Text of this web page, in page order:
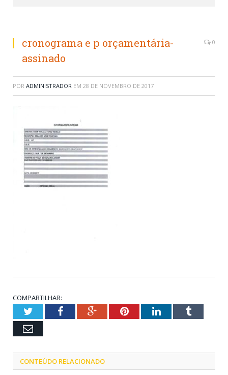
cronograma e p orçamentária-
assinado
0
POR ADMINISTRADOR EM 28 DE NOVEMBRO DE 2017
COMPARTILHAR:
TwitterFacebookGoogle+PinterestLinkedInTumblr
Email
CONTEÚDO RELACIONADO